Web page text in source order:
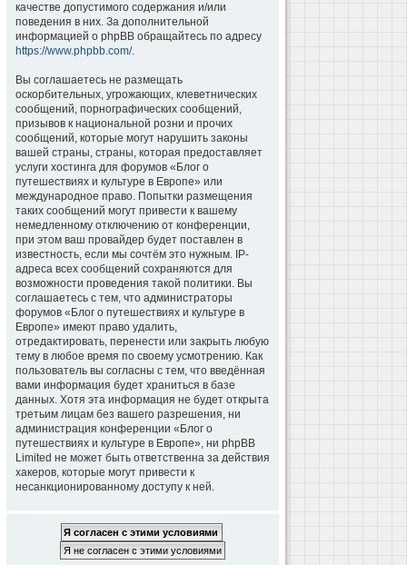
качестве допустимого содержания и/или
поведения в них. За дополнительной
информацией о phpBB обращайтесь по адресу
https://www.phpbb.com/.
Вы соглашаетесь не размещать
оскорбительных, угрожающих, клеветнических
сообщений, порнографических сообщений,
призывов к национальной розни и прочих
сообщений, которые могут нарушить законы
вашей страны, страны, которая предоставляет
услуги хостинга для форумов «Блог о
путешествиях и культуре в Европе» или
международное право. Попытки размещения
таких сообщений могут привести к вашему
немедленному отключению от конференции,
при этом ваш провайдер будет поставлен в
известность, если мы сочтём это нужным. IP-
адреса всех сообщений сохраняются для
возможности проведения такой политики. Вы
соглашаетесь с тем, что администраторы
форумов «Блог о путешествиях и культуре в
Европе» имеют право удалить,
отредактировать, перенести или закрыть любую
тему в любое время по своему усмотрению. Как
пользователь вы согласны с тем, что введённая
вами информация будет храниться в базе
данных. Хотя эта информация не будет открыта
третьим лицам без вашего разрешения, ни
администрация конференции «Блог о
путешествиях и культуре в Европе», ни phpBB
Limited не может быть ответственна за действия
хакеров, которые могут привести к
несанкционированному доступу к ней.